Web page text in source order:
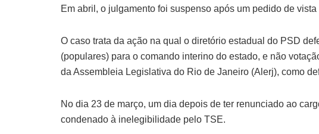
Em abril, o julgamento foi suspenso após um pedido de
O caso trata da ação na qual o diretório estadual do PSD
(populares) para o comando interino do estado, e não
da Assembleia Legislativa do Rio de Janeiro (Alerj), como
No dia 23 de março, um dia depois de ter renunciado ao
condenado à inelegibilidade pelo TSE.